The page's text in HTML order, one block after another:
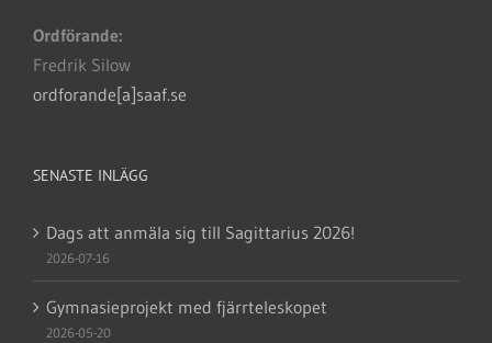
Ordförande:
Fredrik Silow
ordforande[a]saaf.se
SENASTE INLÄGG
Dags att anmäla sig till Sagittarius 2026!
2026-07-16
Gymnasieprojekt med fjärrteleskopet
2026-05-20